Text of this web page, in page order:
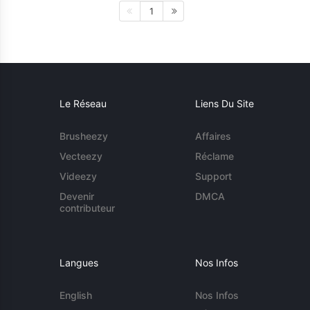
1
Le Réseau
Brusheezy
Vecteezy
Videezy
Devenir
contributeur
Liens Du Site
Affaires
Réclame
Support
DMCA
Langues
English
Nos Infos
Nos Infos